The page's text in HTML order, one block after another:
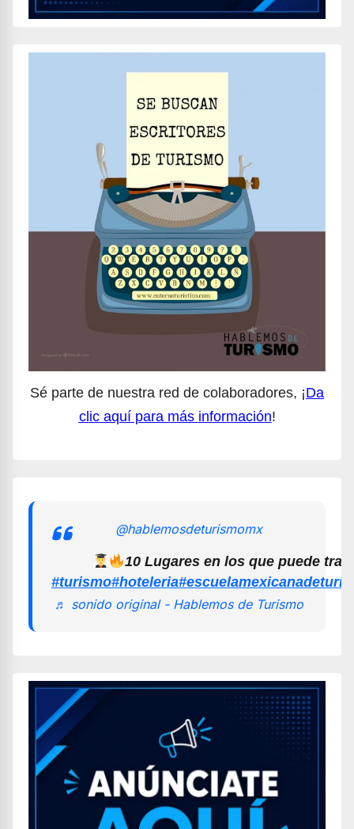
Sé parte de nuestra red de colaboradores, ¡Da
clic aquí para más información!
@hablemosdeturismomx
10 Lugares en los que puede
#turismo#hoteleria
♬ sonido original - Hablemos de Turismo